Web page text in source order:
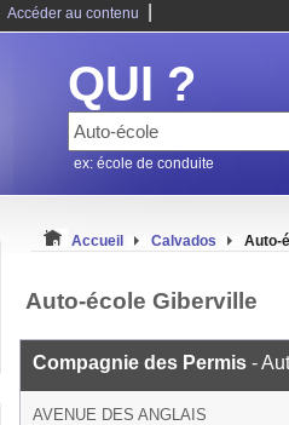
Accéder au contenu
QUI ?
ex: école de conduite
Accueil Calvados Auto-
Auto-école Giberville
Compagnie des Permis -
AVENUE DES ANGLAIS